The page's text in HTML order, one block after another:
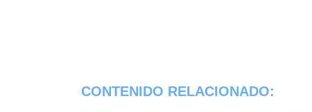
CONTENIDO RELACIONADO: